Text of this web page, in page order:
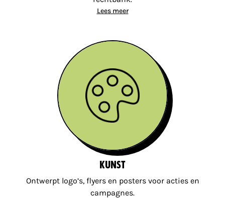
Lees meer
Kunst
Ontwerpt logo’s, flyers en posters voor acties en
campagnes.